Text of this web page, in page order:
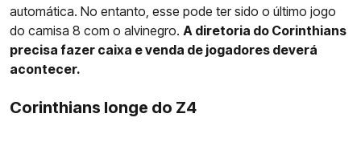
automática. No entanto, esse pode ter sido o último jogo
do camisa 8 com o alvinegro. A diretoria do Corinthians
precisa fazer caixa e venda de jogadores deverá
acontecer.
Corinthians longe do Z4